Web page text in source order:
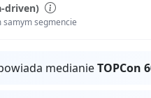
driven)
segmencie
medianieTOPCon